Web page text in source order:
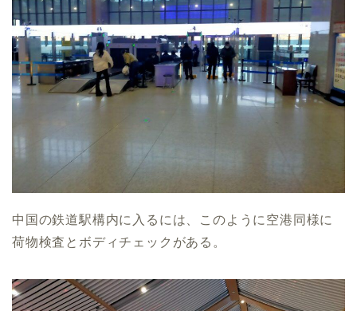
中国の鉄道駅構内に入るには、このように空港同様に
荷物検査とボディチェックがある。